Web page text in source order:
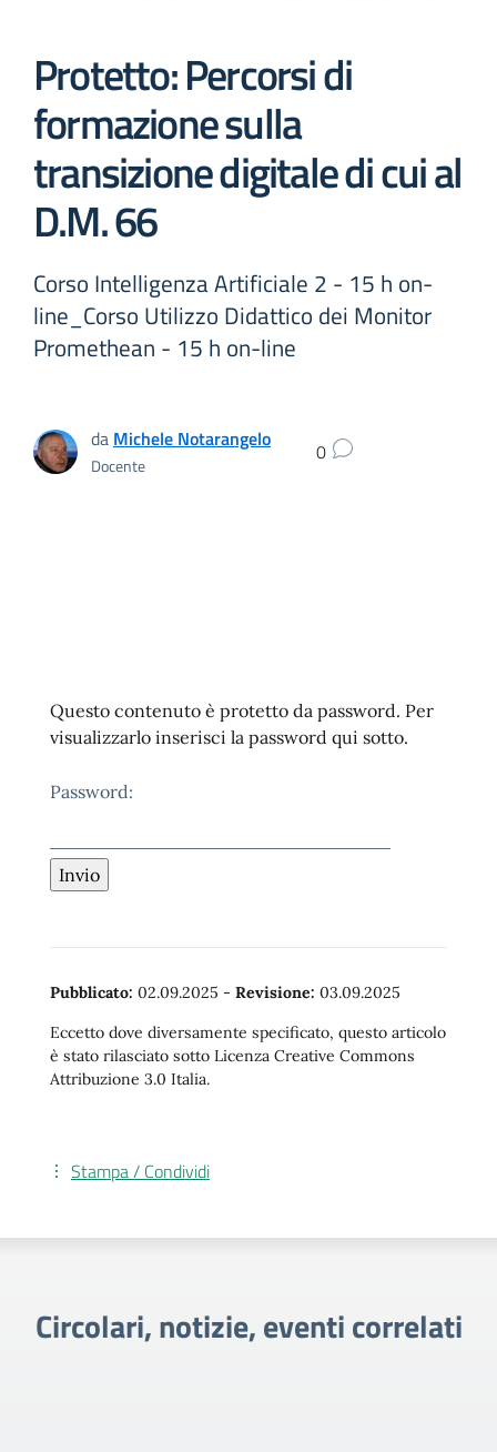
Protetto: Percorsi di
formazione sulla
transizione digitale di cui al
D.M. 66
Corso Intelligenza Artificiale 2 - 15 h on-
line_Corso Utilizzo Didattico dei Monitor
Promethean - 15 h on-line
da Michele Notarangelo
Docente 0
Questo contenuto è protetto da password. Per
visualizzarlo inserisci la password qui sotto.
Password:
Pubblicato: 02.09.2025 - Revisione: 03.09.2025
Eccetto dove diversamente specificato, questo articolo
è stato rilasciato sotto Licenza Creative Commons
Attribuzione 3.0 Italia.
Stampa / Condividi
Circolari, notizie, eventi correlati